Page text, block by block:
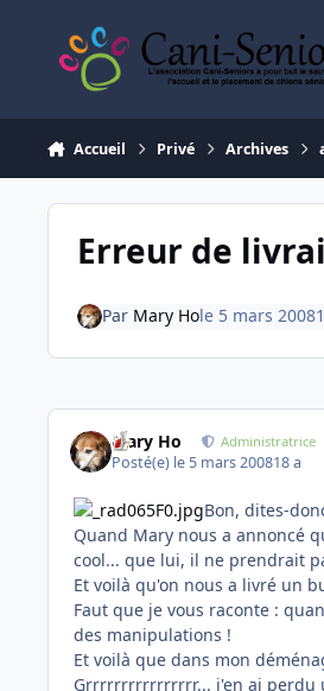
Accueil Privé Archives
Erreur de
Par Mary Hole 5 mars 2008
Mary Ho Administratrice
Posté(e) le 5 mars 200818 a
Bon, dites-
Quand Mary nous a annoncé
cool... que lui, il ne prendrait
Et voilà qu'on nous a livré un
Faut que je vous raconte :
des manipulations !
Et voilà que dans mon
Grrrrrrrrrrrrrrrr... j'en ai perdu